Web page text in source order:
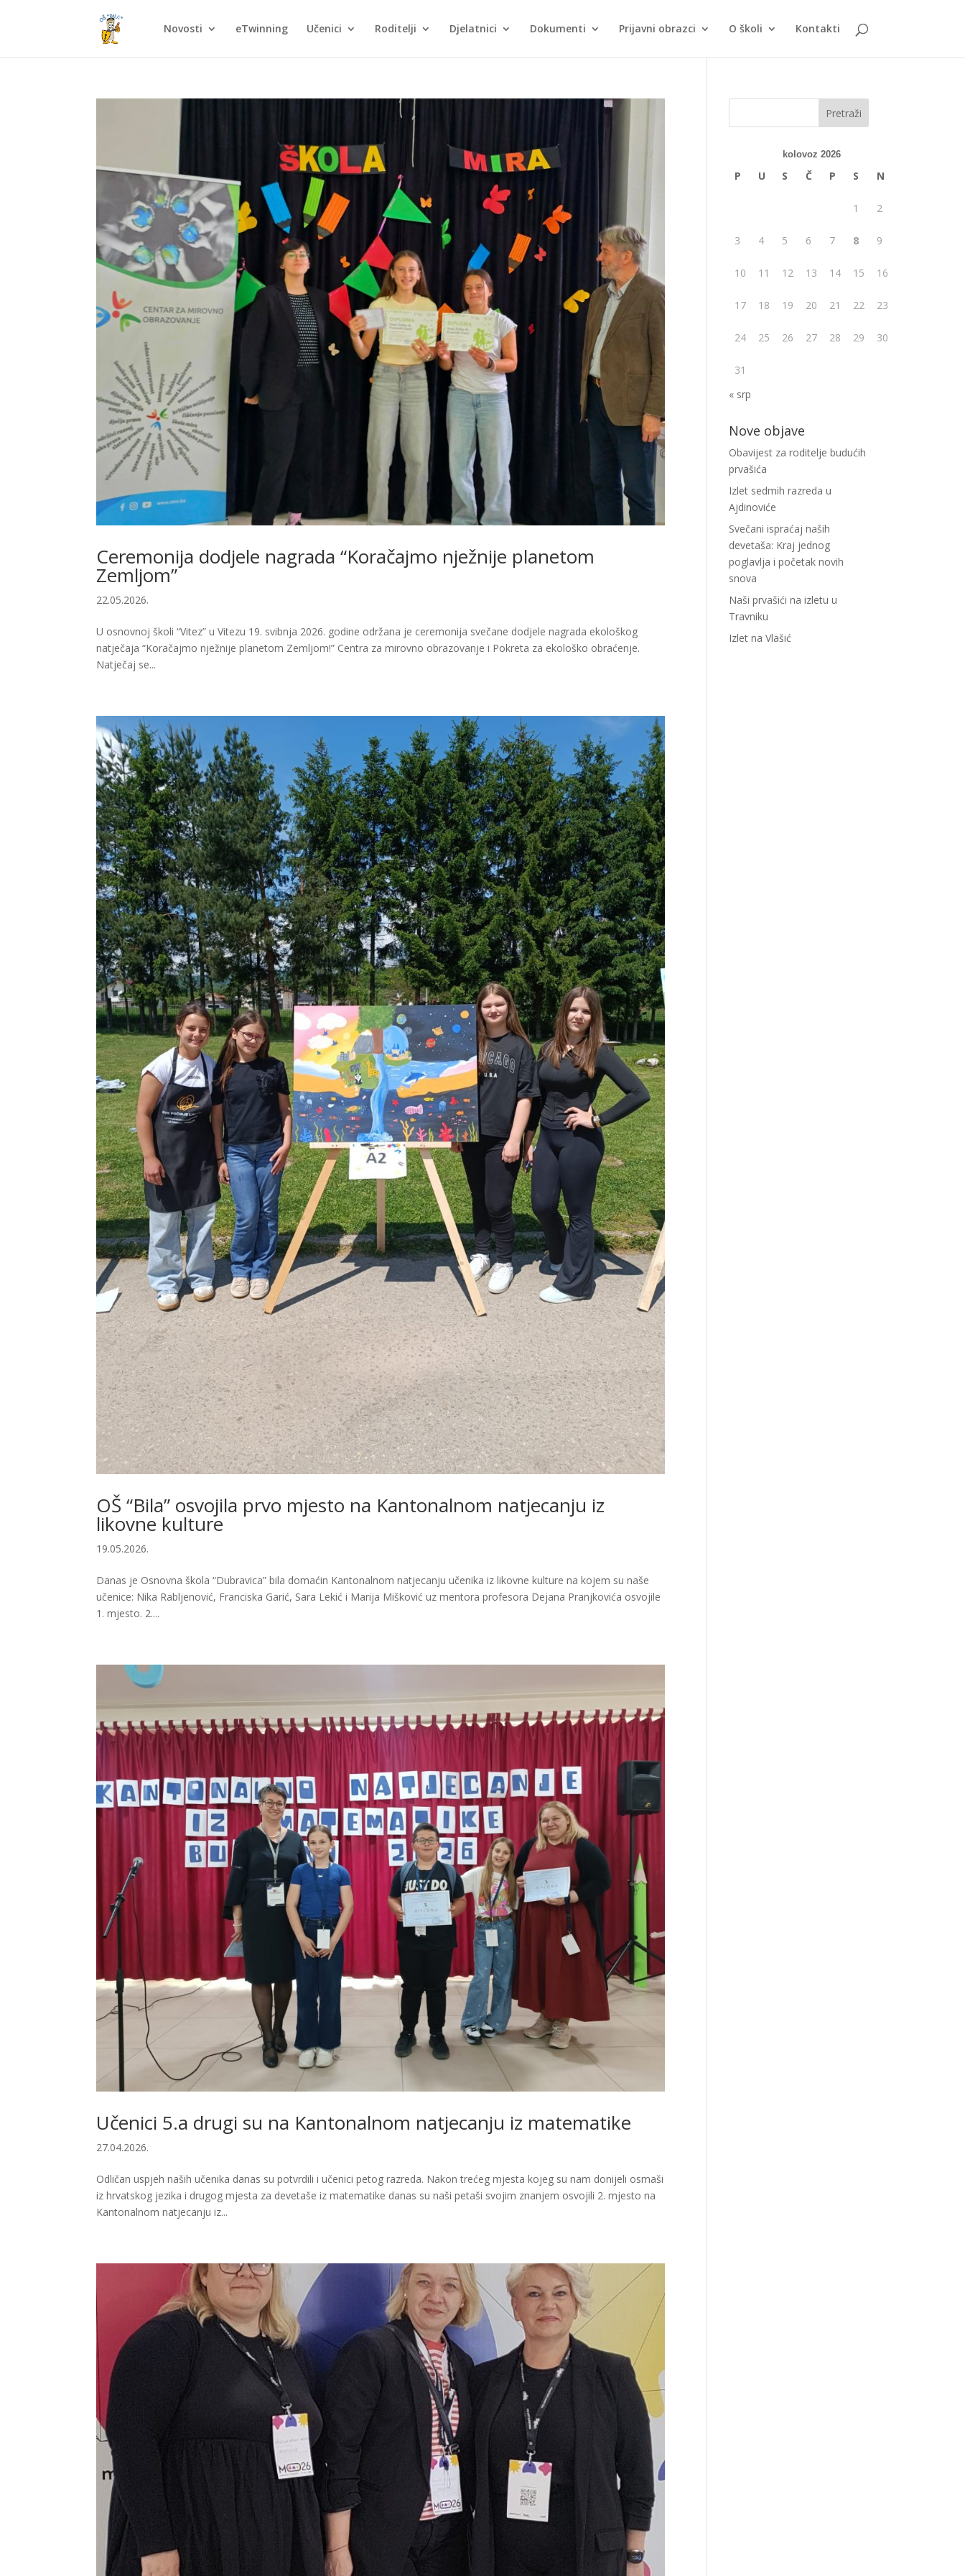
Novosti eTwinning Učenici Roditelji Djelatnici Dokumenti Prijavni obrazci O školi Kontakti
Ceremonija dodjele nagrada “Koračajmo nježnije planetom
Zemljom”
22.05.2026.
U osnovnoj školi “Vitez” u Vitezu 19. svibnja 2026. godine održana je ceremonija svečane dodjele nagrada ekološkog
natječaja “Koračajmo nježnije planetom Zemljom!” Centra za mirovno obrazovanje i Pokreta za ekološko obraćenje.
Natječaj se...
OŠ “Bila” osvojila prvo mjesto na Kantonalnom natjecanju iz
likovne kulture
19.05.2026.
Danas je Osnovna škola “Dubravica” bila domaćin Kantonalnom natjecanju učenika iz likovne kulture na kojem su naše
učenice: Nika Rabljenović, Franciska Garić, Sara Lekić i Marija Mišković uz mentora profesora Dejana Pranjkovića osvojile
1. mjesto. 2....
Učenici 5.a drugi su na Kantonalnom natjecanju iz matematike
27.04.2026.
Odličan uspjeh naših učenika danas su potvrdili i učenici petog razreda. Nakon trećeg mjesta kojeg su nam donijeli osmaši
iz hrvatskog jezika i drugog mjesta za devetaše iz matematike danas su naši petaši svojim znanjem osvojili 2. mjesto na
Kantonalnom natjecanju iz...
kolovoz 2026
P U S Č P S N
1 2
3 4 5 6 7 8 9
10 11 12 13 14 15 16
17 18 19 20 21 22 23
24 25 26 27 28 29 30
31
« srp
Nove objave
Obavijest za roditelje budućih
prvašića
Izlet sedmih razreda u
Ajdinoviće
Svečani ispraćaj naših
devetaša: Kraj jednog
poglavlja i početak novih
snova
Naši prvašići na izletu u
Travniku
Izlet na Vlašić